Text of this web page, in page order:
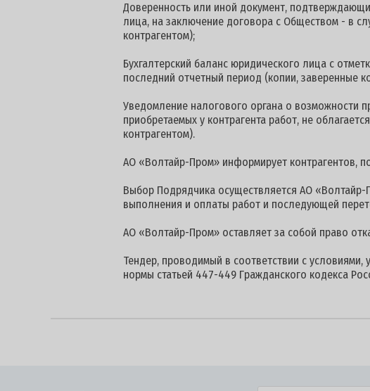
Доверенность или иной документ,
лица, на заключение договора с Обществом - в
контрагентом);
Бухгалтерский баланс юридического лица с
последний отчетный период (копии, заверенные
Уведомление налогового органа о возможности
приобретаемых у контрагента работ, не
контрагентом).
АО «Волтайр-Пром» информирует контрагентов,
Выбор Подрядчика осуществляется АО
выполнения и оплаты работ и последующей
АО «Волтайр-Пром» оставляет за собой право
Тендер, проводимый в соответствии с
нормы статьей 447-449 Гражданского кодекса